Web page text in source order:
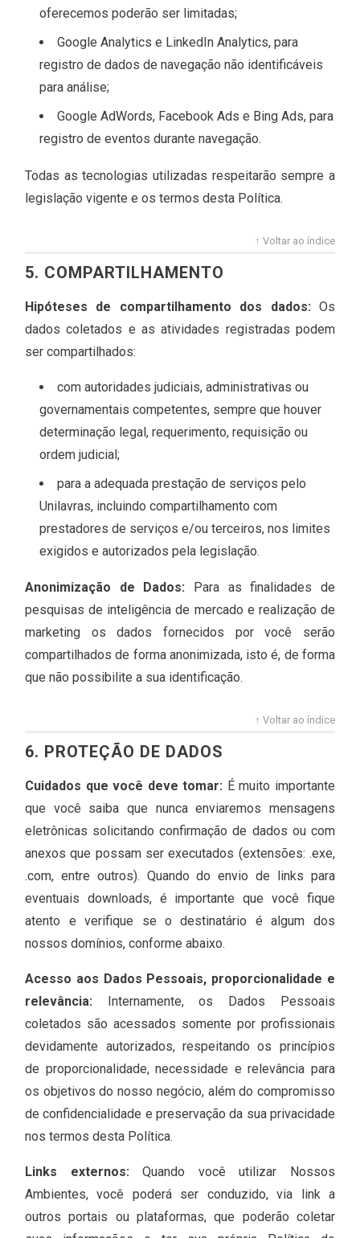
oferecemos poderão ser limitadas;
Google Analytics e LinkedIn Analytics, para
registro de dados de navegação não identificáveis
para análise;
Google AdWords, Facebook Ads e Bing Ads, para
registro de eventos durante navegação.
Todas as tecnologias utilizadas respeitarão sempre a
legislação vigente e os termos desta Política.
↑ Voltar ao índice
5. COMPARTILHAMENTO
Hipóteses de compartilhamento dos dados: Os
dados coletados e as atividades registradas podem
ser compartilhados:
com autoridades judiciais, administrativas ou
governamentais competentes, sempre que houver
determinação legal, requerimento, requisição ou
ordem judicial;
para a adequada prestação de serviços pelo
Unilavras, incluindo compartilhamento com
prestadores de serviços e/ou terceiros, nos limites
exigidos e autorizados pela legislação.
Anonimização de Dados: Para as finalidades de
pesquisas de inteligência de mercado e realização de
marketing os dados fornecidos por você serão
compartilhados de forma anonimizada, isto é, de forma
que não possibilite a sua identificação.
↑ Voltar ao índice
6. PROTEÇÃO DE DADOS
Cuidados que você deve tomar: É muito importante
que você saiba que nunca enviaremos mensagens
eletrônicas solicitando confirmação de dados ou com
anexos que possam ser executados (extensões: .exe,
.com, entre outros). Quando do envio de links para
eventuais downloads, é importante que você fique
atento e verifique se o destinatário é algum dos
nossos domínios, conforme abaixo.
Acesso aos Dados Pessoais, proporcionalidade e
relevância: Internamente, os Dados Pessoais
coletados são acessados somente por profissionais
devidamente autorizados, respeitando os princípios
de proporcionalidade, necessidade e relevância para
os objetivos do nosso negócio, além do compromisso
de confidencialidade e preservação da sua privacidade
nos termos desta Política.
Links externos: Quando você utilizar Nossos
Ambientes, você poderá ser conduzido, via link a
outros portais ou plataformas, que poderão coletar